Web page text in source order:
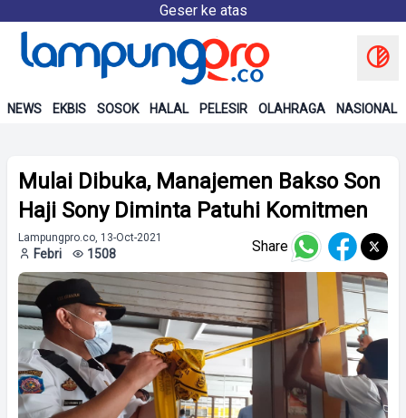
Geser ke atas
NEWS EKBIS SOSOK HALAL PELESIR OLAHRAGA NASIONAL
Mulai Dibuka, Manajemen Bakso Son
Haji Sony Diminta Patuhi Komitmen
Lampungpro.co, 13-Oct-2021
Febri 1508 Share